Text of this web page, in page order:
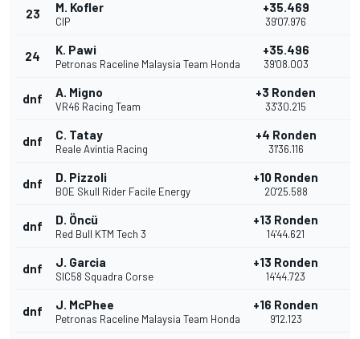
23 M. Kofler
CIP
+35.469
39'07.976
24 K. Pawi
Petronas Raceline Malaysia Team Honda
+35.496
39'08.003
dnf A. Migno
VR46 Racing Team
+3 Ronden
33'30.215
dnf C. Tatay
Reale Avintia Racing
+4 Ronden
31'36.116
dnf D. Pizzoli
BOE Skull Rider Facile Energy
+10 Ronden
20'25.588
dnf D. Öncü
Red Bull KTM Tech 3
+13 Ronden
14'44.621
dnf J. Garcia
SIC58 Squadra Corse
+13 Ronden
14'44.723
dnf J. McPhee
Petronas Raceline Malaysia Team Honda
+16 Ronden
9'12.123